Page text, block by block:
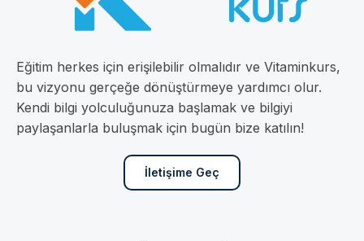
Eğitim herkes için erişilebilir olmalıdır ve Vitaminkurs,
bu vizyonu gerçeğe dönüştürmeye yardımcı olur.
Kendi bilgi yolculuğunuza başlamak ve bilgiyi
paylaşanlarla buluşmak için bugün bize katılın!
İletişime Geç